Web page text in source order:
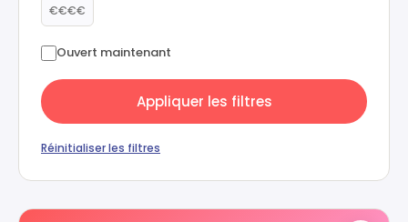
€€€€
Ouvert maintenant
Appliquer les filtres
Réinitialiser les filtres